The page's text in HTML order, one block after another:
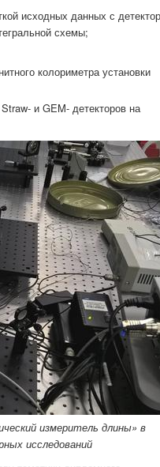
исходных данных с
схемы;
колориметра установки
и GEM- детекторов на
измеритель длины» в
исследований